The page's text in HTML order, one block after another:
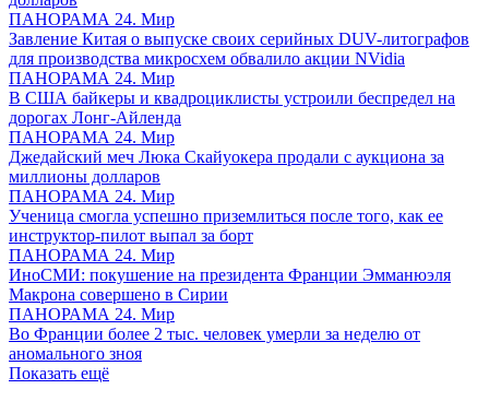
ПАНОРАМА 24. Мир
Завление Китая о выпуске своих серийных DUV-литографов
для производства микросхем обвалило акции NVidia
ПАНОРАМА 24. Мир
В США байкеры и квадроциклисты устроили беспредел на
дорогах Лонг-Айленда
ПАНОРАМА 24. Мир
Джедайский меч Люка Скайуокера продали с аукциона за
миллионы долларов
ПАНОРАМА 24. Мир
Ученица смогла успешно приземлиться после того, как ее
инструктор-пилот выпал за борт
ПАНОРАМА 24. Мир
ИноСМИ: покушение на президента Франции Эмманюэля
Макрона совершено в Сирии
ПАНОРАМА 24. Мир
Во Франции более 2 тыс. человек умерли за неделю от
аномального зноя
Показать ещё